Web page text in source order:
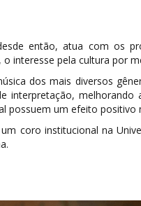
então, atua com os
interesse pela cultura por
dos mais diversos
interpretação,
possuem um efeito
coro institucional na